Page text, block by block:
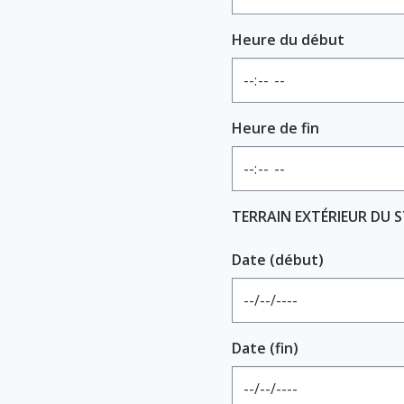
Heure du début
Heure de fin
TERRAIN EXTÉRIEUR DU
Date (début)
Date (fin)